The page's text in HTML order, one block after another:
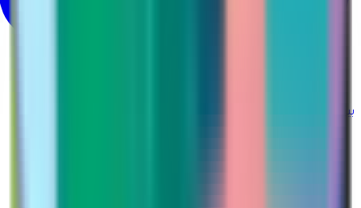
بينتيريست